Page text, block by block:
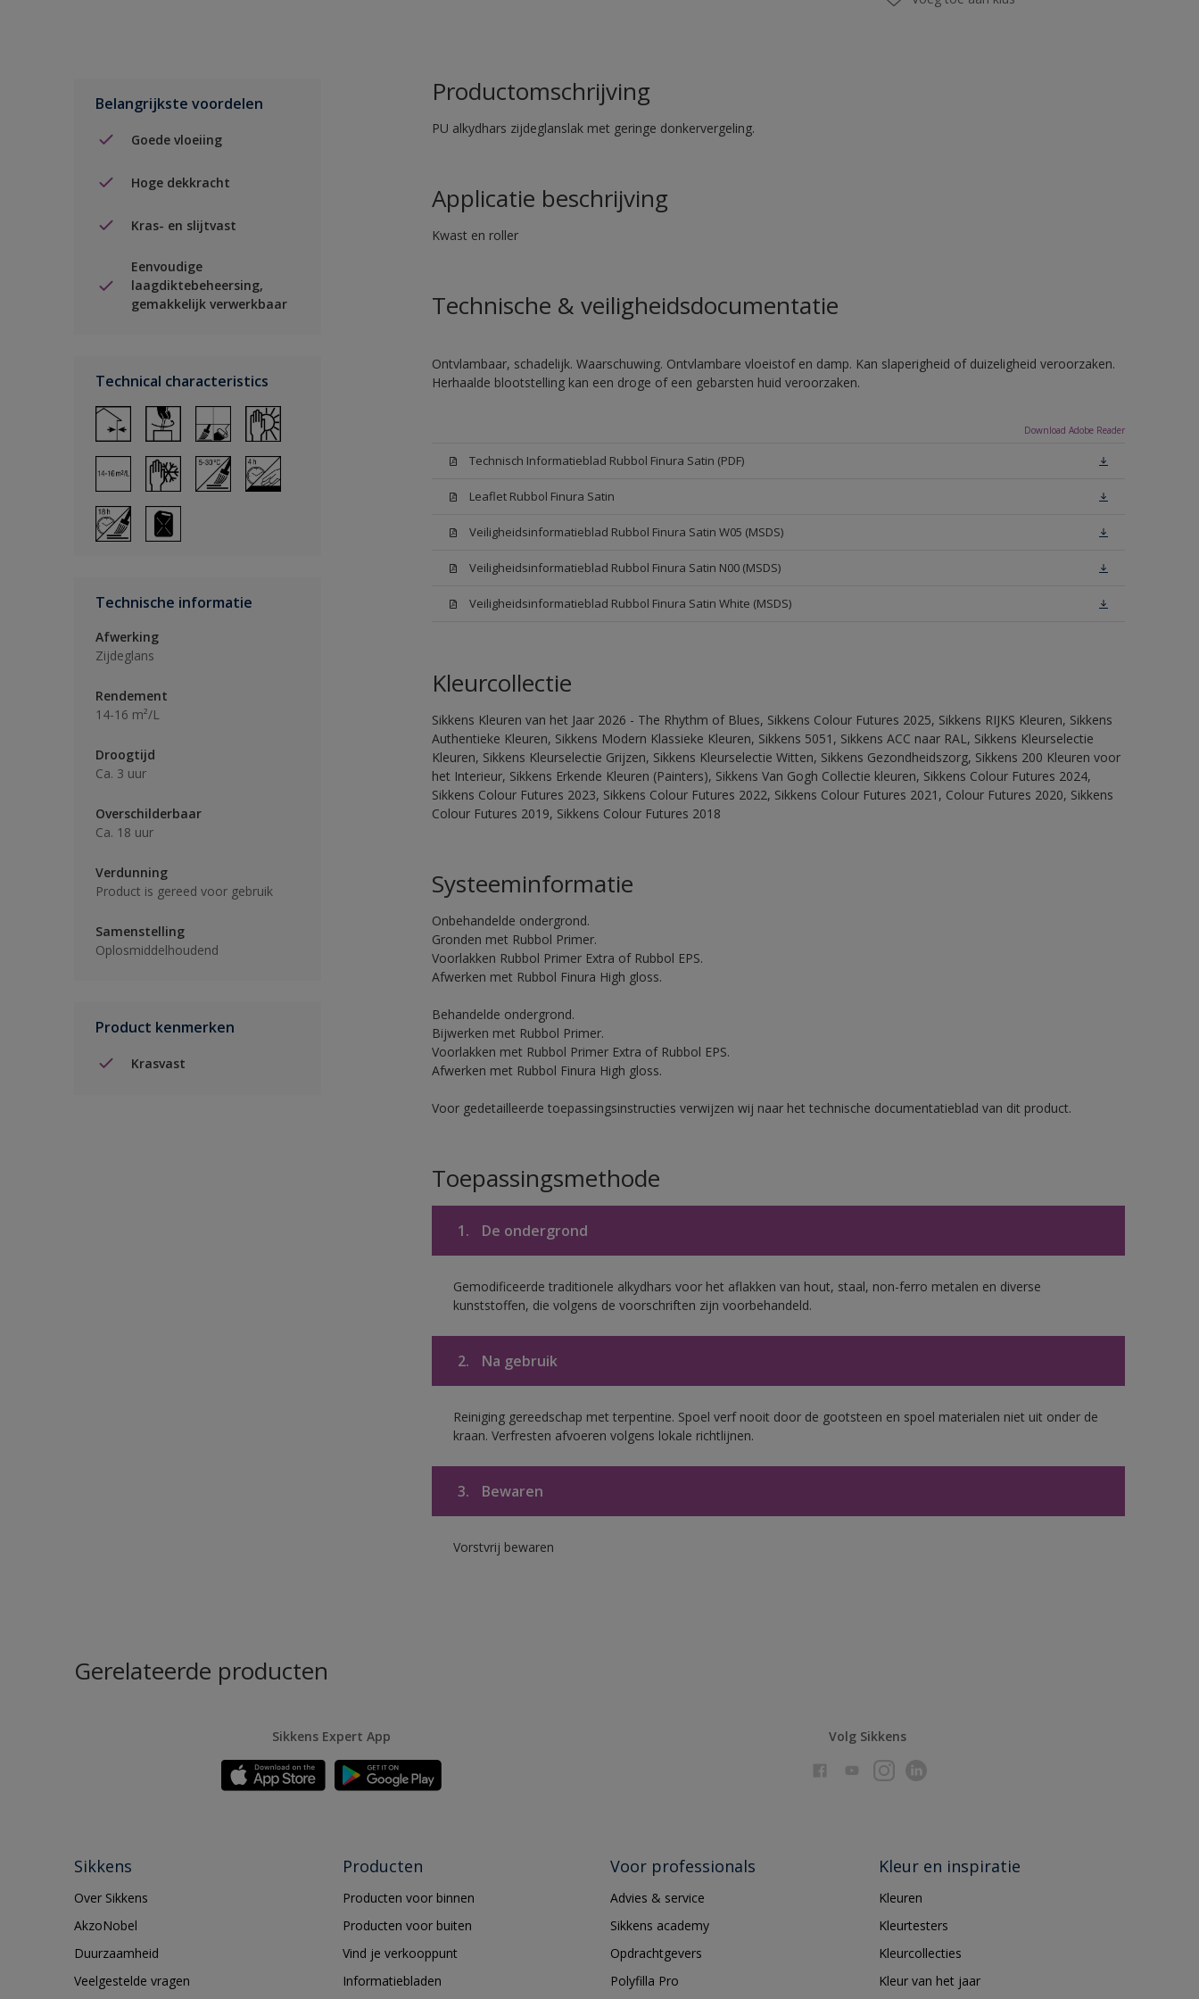
Belangrijkste voordelen
Goede vloeiing
Hoge dekkracht
Kras- en slijtvast
Eenvoudige
laagdiktebeheersing,
gemakkelijk verwerkbaar
Technical characteristics
Technische informatie
Afwerking
Zijdeglans
Rendement
14-16 m²/L
Droogtijd
Ca. 3 uur
Overschilderbaar
Ca. 18 uur
Verdunning
Product is gereed voor gebruik
Samenstelling
Oplosmiddelhoudend
Product kenmerken
Krasvast
Productomschrijving
PU alkydhars zijdeglanslak met geringe donkervergeling.
Applicatie beschrijving
Kwast en roller
Technische & veiligheidsdocumentatie
Ontvlambaar, schadelijk. Waarschuwing. Ontvlambare vloeistof en damp. Kan slaperigheid of duizeligheid veroorzaken.
Herhaalde blootstelling kan een droge of een gebarsten huid veroorzaken.
Download Adobe Reader
Technisch Informatieblad Rubbol Finura Satin (PDF)
Leaflet Rubbol Finura Satin
Veiligheidsinformatieblad Rubbol Finura Satin W05 (MSDS)
Veiligheidsinformatieblad Rubbol Finura Satin N00 (MSDS)
Veiligheidsinformatieblad Rubbol Finura Satin White (MSDS)
Kleurcollectie
Sikkens Kleuren van het Jaar 2026 - The Rhythm of Blues, Sikkens Colour Futures 2025, Sikkens RIJKS Kleuren, Sikkens
Authentieke Kleuren, Sikkens Modern Klassieke Kleuren, Sikkens 5051, Sikkens ACC naar RAL, Sikkens Kleurselectie
Kleuren, Sikkens Kleurselectie Grijzen, Sikkens Kleurselectie Witten, Sikkens Gezondheidszorg, Sikkens 200 Kleuren voor
het Interieur, Sikkens Erkende Kleuren (Painters), Sikkens Van Gogh Collectie kleuren, Sikkens Colour Futures 2024,
Sikkens Colour Futures 2023, Sikkens Colour Futures 2022, Sikkens Colour Futures 2021, Colour Futures 2020, Sikkens
Colour Futures 2019, Sikkens Colour Futures 2018
Systeeminformatie
Onbehandelde ondergrond.
Gronden met Rubbol Primer.
Voorlakken Rubbol Primer Extra of Rubbol EPS.
Afwerken met Rubbol Finura High gloss.
Behandelde ondergrond.
Bijwerken met Rubbol Primer.
Voorlakken met Rubbol Primer Extra of Rubbol EPS.
Afwerken met Rubbol Finura High gloss.
Voor gedetailleerde toepassingsinstructies verwijzen wij naar het technische documentatieblad van dit product.
Toepassingsmethode
1. De ondergrond
Gemodificeerde traditionele alkydhars voor het aflakken van hout, staal, non-ferro metalen en diverse
kunststoffen, die volgens de voorschriften zijn voorbehandeld.
2. Na gebruik
Reiniging gereedschap met terpentine. Spoel verf nooit door de gootsteen en spoel materialen niet uit onder de
kraan. Verfresten afvoeren volgens lokale richtlijnen.
3. Bewaren
Vorstvrij bewaren
Gerelateerde producten
Sikkens Expert App Volg Sikkens
Sikkens
Over Sikkens
AkzoNobel
Duurzaamheid
Veelgestelde vragen
Producten
Producten voor binnen
Producten voor buiten
Vind je verkooppunt
Informatiebladen
Voor professionals
Advies & service
Sikkens academy
Opdrachtgevers
Polyfilla Pro
Kleur en inspiratie
Kleuren
Kleurtesters
Kleurcollecties
Kleur van het jaar